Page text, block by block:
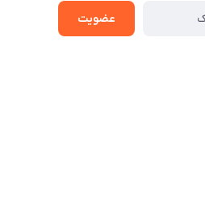
عضویت